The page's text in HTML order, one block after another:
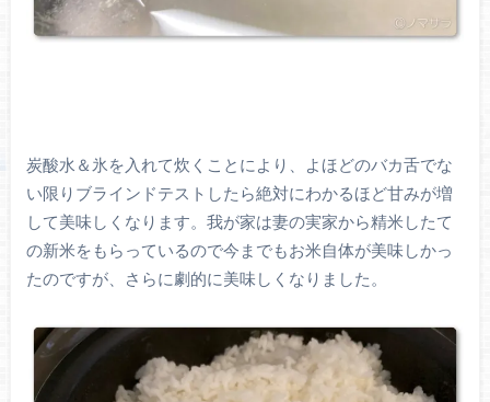
炭酸水＆氷を入れて炊くことにより、よほどのバカ舌でな
い限りブラインドテストしたら絶対にわかるほど甘みが増
して美味しくなります。我が家は妻の実家から精米したて
の新米をもらっているので今までもお米自体が美味しかっ
たのですが、さらに劇的に美味しくなりました。